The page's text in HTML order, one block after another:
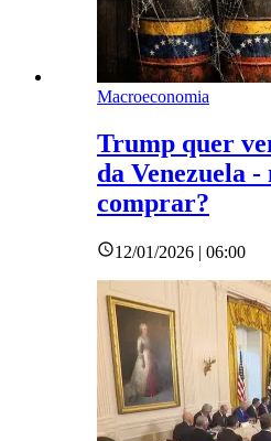
Macroeconomia
Trump quer
da Venezuela
comprar?
12/01/2026 | 06:00